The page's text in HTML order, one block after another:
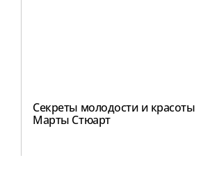
Секреты молодости и красоты
Марты Стюарт